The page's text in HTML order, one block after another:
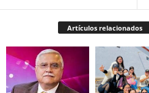
Artículos relacionados